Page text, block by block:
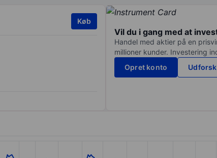
Køb
Vil du i gang med at
Handel med aktier på en
millioner kunder. Investering
Opret konto